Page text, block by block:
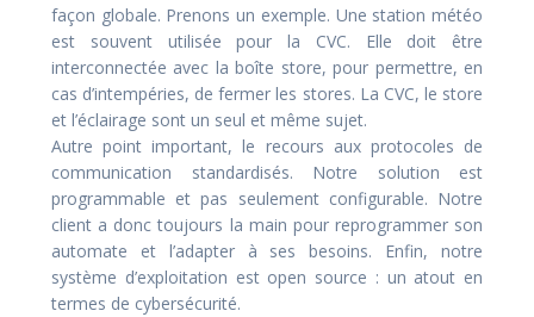
façon globale. Prenons un exemple. Une station météo
est souvent utilisée pour la CVC. Elle doit être
interconnectée avec la boîte store, pour permettre, en
cas d’intempéries, de fermer les stores. La CVC, le store
et l’éclairage sont un seul et même sujet.
Autre point important, le recours aux protocoles de
communication standardisés. Notre solution est
programmable et pas seulement configurable. Notre
client a donc toujours la main pour reprogrammer son
automate et l’adapter à ses besoins. Enfin, notre
système d’exploitation est open source : un atout en
termes de cybersécurité.